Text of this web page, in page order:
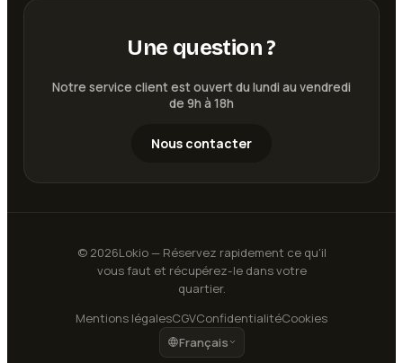
Une question ?
Notre service client est ouvert du lundi au vendredi
de 9h à 18h
Nous contacter
© 2026Lokio — Réservez rapidement ce qu'il
vous faut et récupérez-le dans votre
quartier.
Mentions légalesCGVConfidentialitéCookies
Français